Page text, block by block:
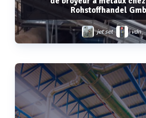
Rohstoffhandel
jet set vdn
Voir plus